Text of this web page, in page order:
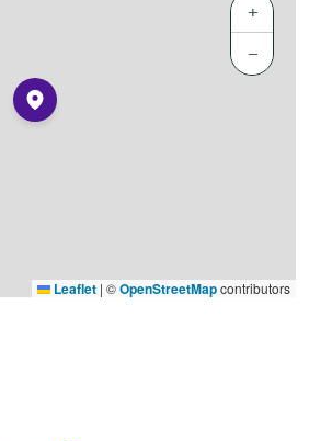
+
−
Leaflet | ©OpenStreetMapcontributors